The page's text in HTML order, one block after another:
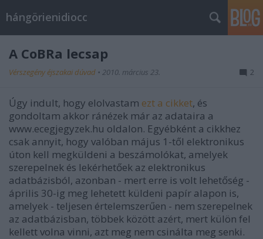
hángörienidiocc
A CoBRa lecsap
Vérszegény éjszakai dúvad • 2010. március 23. 2
Úgy indult, hogy elolvastam ezt a cikket, és
gondoltam akkor ránézek már az adataira a
www.ecegjegyzek.hu oldalon. Egyébként a cikkhez
csak annyit, hogy valóban május 1-től elektronikus
úton kell megküldeni a beszámolókat, amelyek
szerepelnek és lekérhetőek az elektronikus
adatbázisból, azonban - mert erre is volt lehetőség -
április 30-ig meg lehetett küldeni papír alapon is,
amelyek - teljesen értelemszerűen - nem szerepelnek
az adatbázisban, többek között azért, mert külön fel
kellett volna vinni, azt meg nem csinálta meg senki.